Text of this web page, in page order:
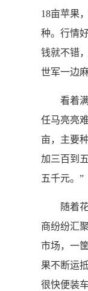
18亩苹果
种。行情
钱就不错
世军一边
看着满
任马亮亮
亩，主要
加三百到
五千元。”
随着花
商纷纷汇
市场，一
果不断运
很快便装